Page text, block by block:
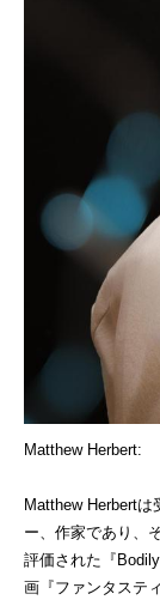
Matthew Herbert:
Matthew Herbertは
ー、作家であり、
評価された『
画『ファンタステ